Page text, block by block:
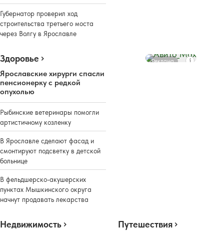
Губернатор проверил ход
строительства третьего моста
через Волгу в Ярославле
Здоровье
Ярославские хирурги спасли
пенсионерку с редкой
опухолью
Рыбинские ветеринары помогли
артистичному козленку
В Ярославле сделают фасад и
смонтируют подсветку в детской
больнице
В фельдшерско-акушерских
пунктах Мышкинского округа
начнут продавать лекарства
Реклама
Недвижимость Путешествия